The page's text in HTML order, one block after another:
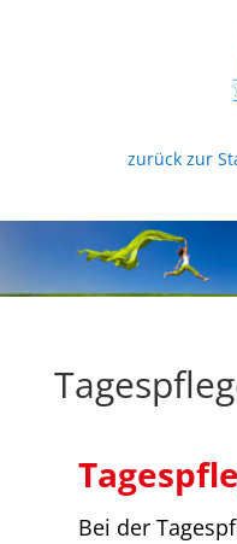
zurück zur
Bei der